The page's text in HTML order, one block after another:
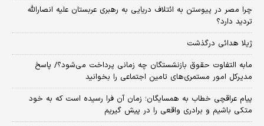
چرا مصر در پیوستن به ائتلاف دریایی به رهبری عربستان علیه انصارالله
تردید دارد؟
ژیلا هدائی درگذشت
مابه التفاوت حقوق بازنشستگان چه زمانی پرداخت می‌شود؟/ پاسخ
مدیرکل امور مستمری‌های تامین اجتماعی را بخوانید
پیام عراقچی خطاب به همسایگان؛ زمان آن فرا رسیده است که به خود
متکی باشیم و برادری واقعی را در پیش گیریم